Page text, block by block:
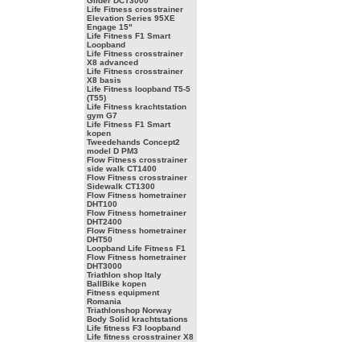
Life Fitness crosstrainer
Elevation Series 95XE
Engage 15"
Life Fitness F1 Smart
Loopband
Life Fitness crosstrainer
X8 advanced
Life Fitness crosstrainer
X8 basis
Life Fitness loopband T5-5
(T55)
Life Fitness krachtstation
gym G7
Life Fitness F1 Smart
kopen
Tweedehands Concept2
model D PM3
Flow Fitness crosstrainer
side walk CT1400
Flow Fitness crosstrainer
Sidewalk CT1300
Flow Fitness hometrainer
DHT100
Flow Fitness hometrainer
DHT2400
Flow Fitness hometrainer
DHT50
Loopband Life Fitness F1
Flow Fitness hometrainer
DHT3000
Triathlon shop Italy
BallBike kopen
Fitness equipment
Romania
Triathlonshop Norway
Body Solid krachtstations
Life fitness F3 loopband
Life fitness crosstrainer X8